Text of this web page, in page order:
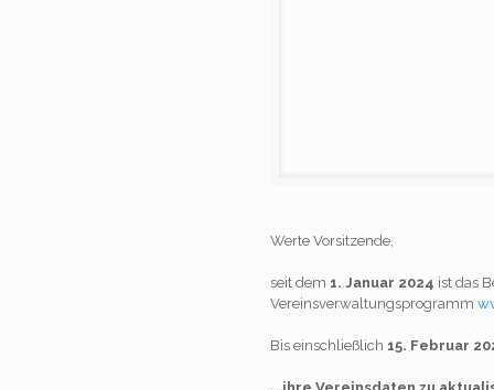
Werte Vorsitzende,
seit dem 1. Januar 2024 ist das
Vereinsverwaltungsprogramm
Bis einschließlich 15. Februar